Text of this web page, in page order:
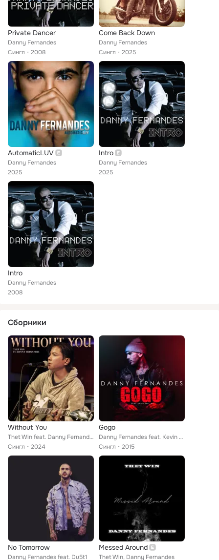
Private Dancer
Danny Fernandes
Сингл
2008
Come Back Down
Danny Fernandes
Сингл
2025
AutomaticLUV
Danny Fernandes
2025
Intro
Danny Fernandes
2025
Intro
Danny Fernandes
2008
Сборники
Without You
Thet Win feat. Danny Fernandes
Сингл
2024
Gogo
Danny Fernandes feat. Kevin McCall
Сингл
2015
No Tomorrow
Danny Fernandes feat. Du5t1
Messed Around
Thet Win, Danny Fernandes